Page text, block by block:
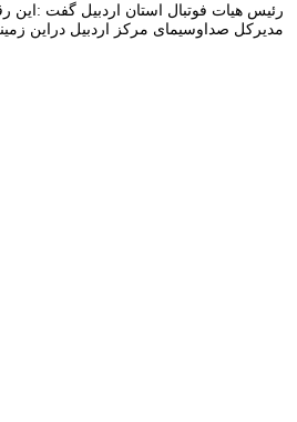
رئیس هیات فوتبال استان اردبیل گفت
مدیرکل صداوسیمای مرکز اردبیل دراین